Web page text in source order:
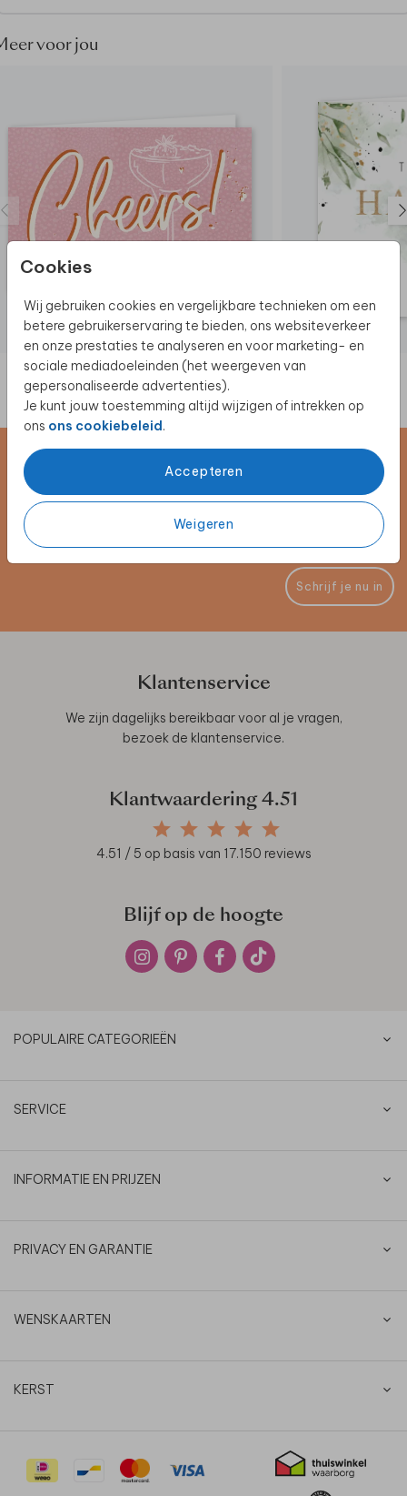
Cookies
Wij gebruiken cookies en vergelijkbare technieken om een
betere gebruikerservaring te bieden, ons websiteverkeer
en onze prestaties te analyseren en voor marketing- en
sociale mediadoeleinden (het weergeven van
gepersonaliseerde advertenties).
Je kunt jouw toestemming altijd wijzigen of intrekken op
ons ons cookiebeleid.
Accepteren
Weigeren
voor jou
Schrijf je in voor de nieuwsbrief
Blijf op de hoogte van alle nieuwe producten, (win)acties en
unieke samenwerkingen!
Schrijf je nu in
Klantenservice
We zijn dagelijks bereikbaar voor al je vragen,
bezoek de klantenservice.
Klantwaardering 4.51
4.51 / 5 op basis van 17.150 reviews
Blijf op de hoogte
POPULAIRE CATEGORIEËN
SERVICE
INFORMATIE EN PRIJZEN
PRIVACY EN GARANTIE
WENSKAARTEN
KERST